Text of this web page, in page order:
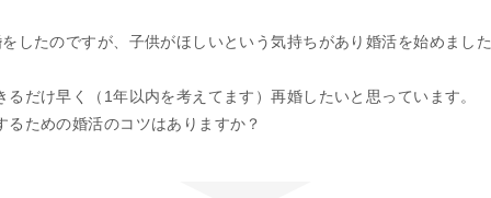
したのですが、子供がほしいという気持ちがあり婚活を始めました
るだけ早く（1年以内を考えてます）再婚したいと思っています。
るための婚活のコツはありますか？